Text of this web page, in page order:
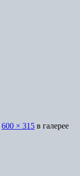
600 × 315 в галерее